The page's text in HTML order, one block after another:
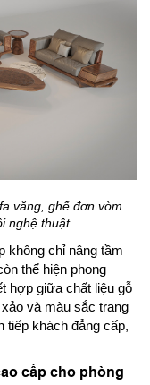
văng, ghế đơn vòm
nghệ thuật
không chỉ nâng tầm
thể hiện phong
hợp giữa chất liệu gỗ
và màu sắc trang
tiếp khách đẳng cấp,
cấp cho phòng